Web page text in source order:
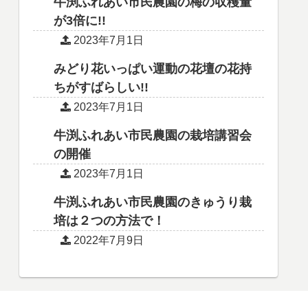
が3倍に!!
2023年7月1日
みどり花いっぱい運動の花壇の花持
ちがすばらしい!!
2023年7月1日
牛渕ふれあい市民農園の栽培講習会
の開催
2023年7月1日
牛渕ふれあい市民農園のきゅうり栽
培は２つの方法で！
2022年7月9日